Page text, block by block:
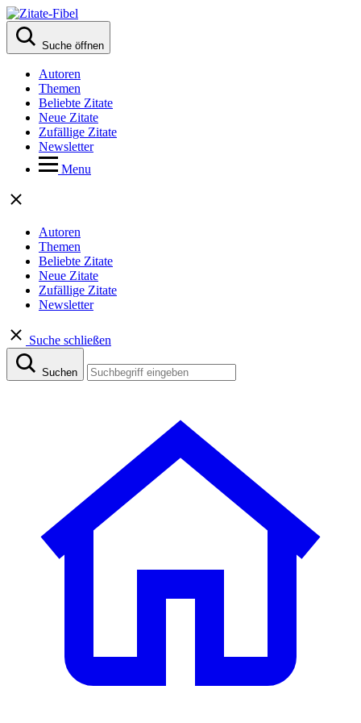
Suche öffnen
Autoren
Themen
Beliebte Zitate
Neue Zitate
Zufällige Zitate
Newsletter
Menu
Autoren
Themen
Beliebte Zitate
Neue Zitate
Zufällige Zitate
Newsletter
Suche schließen
Suchen